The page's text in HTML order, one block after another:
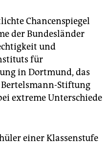
Chancenspiegel
der Bundesländer
und
für
in Dortmund, das
Stiftung
extreme Unterschiede
einer Klassenstufe